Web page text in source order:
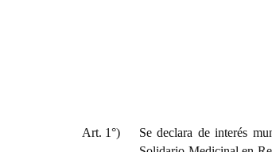
Art. 1°)
Se declara de interés